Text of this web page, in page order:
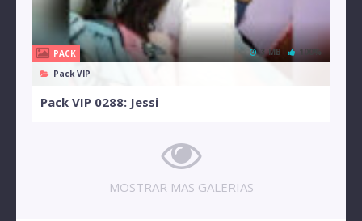
PACK
Pack VIP
3 MB 100%
Pack VIP 0288: Jessi
MOSTRAR MAS GALERIAS